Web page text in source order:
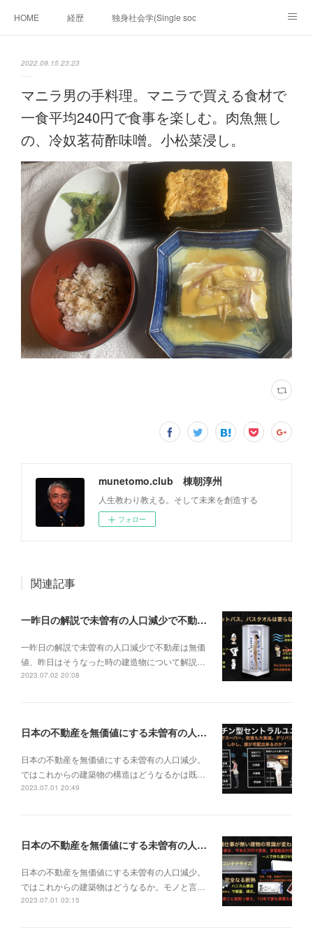
HOME 経歴 独身社会学(Single sociology)と高齢化社会学
移動出来て、工場で作る建物。未来２１００研究所
フィリピンの問題点 フィリピンの歴史
フィリピン経済談義 ファッションを考える
未来２１００研究所他のアイデアマニラ男の手料理 総集編
https://globalclub.amebaownd.com/
2022.09.15 23:23
マニラ男の手料理。マニラで買える食材で
一食平均240円で食事を楽しむ。肉魚無し
の、冷奴茗荷酢味噌。小松菜浸し。
munetomo.club 棟朝淳州
人生教わり教える。そして未来を創造する
フォロー
関連記事
一昨日の解説で未曽有の人口減少で不動産は無価値、昨日はそうなった時の建造物について解説、今日からはその設備について解説をして行く。
一昨日の解説で未曽有の人口減少で不動産は無価
値、昨日はそうなった時の建造物について解説…
2023.07.02 20:08
日本の不動産を無価値にする未曽有の人口減少。ではこれからの建築物の構造はどうなるかは既に解説した。今はその内部の内容。その1
日本の不動産を無価値にする未曽有の人口減少。
ではこれからの建築物の構造はどうなるかは既…
2023.07.01 20:49
日本の不動産を無価値にする未曽有の人口減少。ではこれからの建築物はどうなるか。
日本の不動産を無価値にする未曽有の人口減少。
ではこれからの建築物はどうなるか。モノと言…
2023.07.01 03:15